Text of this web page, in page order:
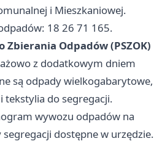
i Mieszkaniowej.
18 26 71 165.
Odpadów (PSZOK)
z dodatkowym dniem
są odpady wielkogabarytowe,
tekstylia do segregacji.
wywozu odpadów na
dostępne w urzędzie.